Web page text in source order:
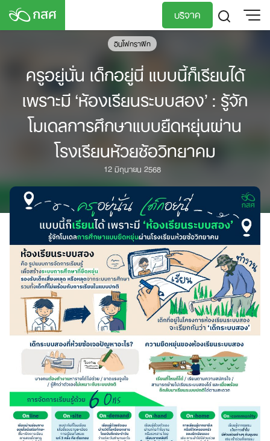
Skip
บริจาค
อินโฟกราฟิก
ครูอยู่นั่น เด็กอยู่นี่ แบบนี้ก็เรียนได้
เพราะมี ‘ห้องเรียนระบบสอง’ : รู้จัก
โมเดลการศึกษาแบบยืดหยุ่นผ่าน
โรงเรียนห้วยซ้อวิทยาคม
12 มิถุนายน 2568